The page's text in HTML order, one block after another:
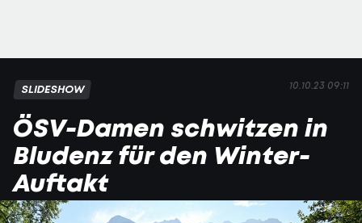
10.10.23 09:11
SLIDESHOW
ÖSV-Damen schwitzen in
Bludenz für den Winter-
Auftakt